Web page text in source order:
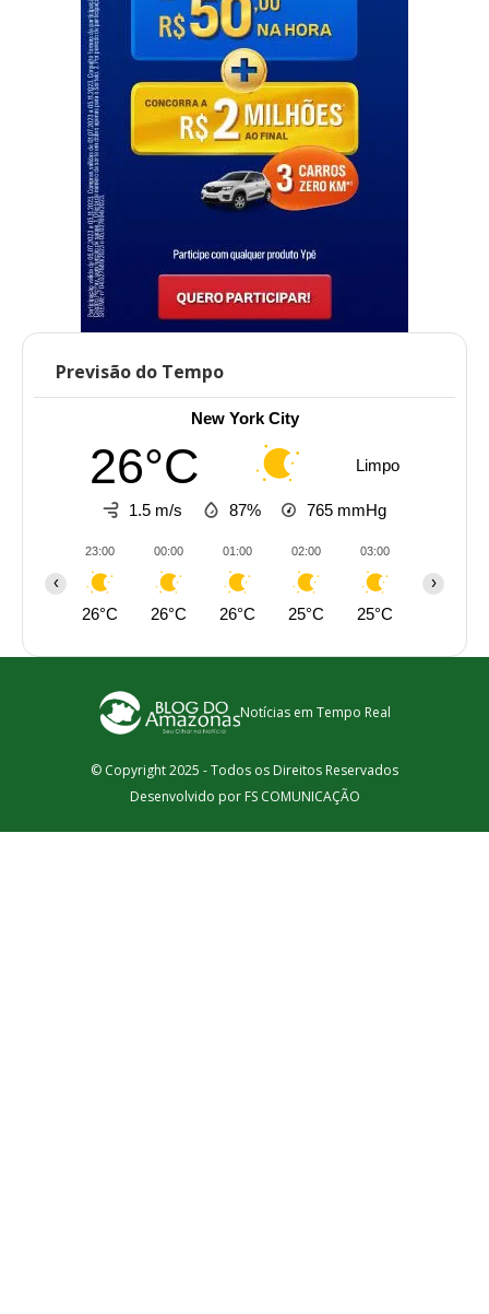
Previsão do Tempo
New York City
26°C Limpo
1.5 m/s 87% 765 mmHg
23:00
26°C
00:00
26°C
01:00
26°C
02:00
25°C
03:00
25°C
‹ ›
Notícias em Tempo Real
© Copyright 2025 - Todos os Direitos Reservados
Desenvolvido por FS COMUNICAÇÃO